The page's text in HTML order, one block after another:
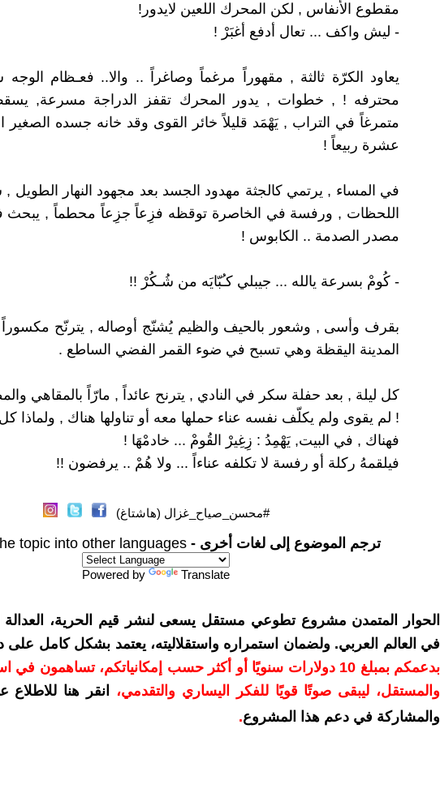
مقطوع الأنفاس , لكن المحرك اللعين لايدور!
- ليش واكف ... تعال أدفع أغبَرْ !
يعاود الكرّة ثالثة , مقهوراً مرغماً وصاغراً .. والا.. فعـظام
محترفه ! , خطوات , يدور المحرك تقفز الدراجة مسرعة,
متمرغاً في التراب , يَهْمَد قليلاً خائر القوى وقد خانه جسده الصغير
عشرة ربيعاً !
في المساء , يرتمي كالجثة مهدود الجسد بعد مجهود النهار الطويل ,
اللحظات , ورفسة في الخاصرة توقظه فزِعاً جزِعاً محطماً ,
مصدر الصدمة .. الكابوس !
- كُومْ بسرعة يالله ... جيبلي كـُبّايَه من شُـكُرْ !!
بقرف وأسى , وشعور بالحيف والظيم يُشنّج أوصاله , يترنّح
المدينة اليقظة وهي تسبح في ضوء القمر الفضي الساطع .
كل ليلة , بعد حفلة سكر في النادي , يترنح عائداً , مارّاً بالمقاهي
! لم يقوى ولم يكلّف نفسه عناء حملها معه أو تناولها هناك , ولماذا كل
فهناك , في البيت, يَهْمِدُ : زِغِيرْ القُومْ ... خادمْهَا !
فيلقمهُ ركلة أو رفسة لا تكلفه عناءاً ... ولا هُمْ .. يرفضون !!
#محسن_صياح_غزال (هاشتاغ)
ترجم الموضوع إلى لغات أخرى - topic into other languages
Powered by Translate
الحوار المتمدن مشروع تطوعي مستقل يسعى لنشر قيم الحرية، العدالة
في العالم العربي. ولضمان استمراره واستقلاليته، يعتمد بشكل كامل
بدعمكم بمبلغ 10 دولارات سنويًا أو أكثر حسب إمكانياتكم، تساهمون
والمستقل، ليبقى صوتًا قويًا للفكر اليساري والتقدمي،
انقر هنا
والمشاركة في دعم هذا المشروع.